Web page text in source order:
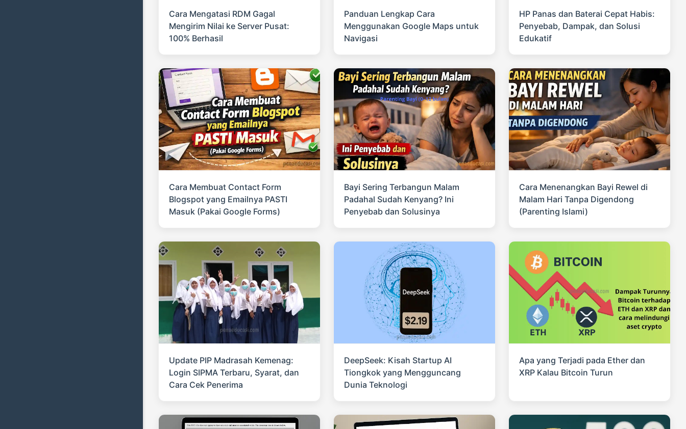
Cara Mengatasi RDM Gagal
Mengirim Nilai ke Server Pusat:
100% Berhasil
Panduan Lengkap Cara
Menggunakan Google Maps untuk
Navigasi
HP Panas dan Baterai Cepat Habis:
Penyebab, Dampak, dan Solusi
Edukatif
Cara Membuat Contact Form
Blogspot yang Emailnya PASTI
Masuk (Pakai Google Forms)
Bayi Sering Terbangun Malam
Padahal Sudah Kenyang? Ini
Penyebab dan Solusinya
Cara Menenangkan Bayi Rewel di
Malam Hari Tanpa Digendong
(Parenting Islami)
Update PIP Madrasah Kemenag:
Login SIPMA Terbaru, Syarat, dan
Cara Cek Penerima
DeepSeek: Kisah Startup AI
Tiongkok yang Mengguncang
Dunia Teknologi
Apa yang Terjadi pada Ether dan
XRP Kalau Bitcoin Turun